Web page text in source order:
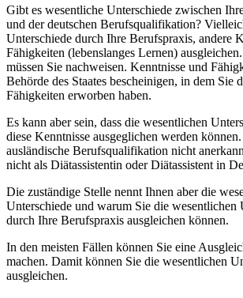
Gibt es wesentliche Unterschiede zwischen
und der deutschen Berufsqualifikation?
Unterschiede durch Ihre Berufspraxis, andere
Fähigkeiten (lebenslanges Lernen)
müssen Sie nachweisen. Kenntnisse und
Behörde des Staates bescheinigen, in dem Sie
Fähigkeiten erworben haben.
Es kann aber sein, dass die wesentlichen
diese Kenntnisse ausgeglichen werden
ausländische Berufsqualifikation nicht
nicht als Diätassistentin oder Diätassistent in
Die zuständige Stelle nennt Ihnen aber die
Unterschiede und warum Sie die wesentlichen
durch Ihre Berufspraxis ausgleichen können.
In den meisten Fällen können Sie eine
machen. Damit können Sie die wesentlichen
ausgleichen.